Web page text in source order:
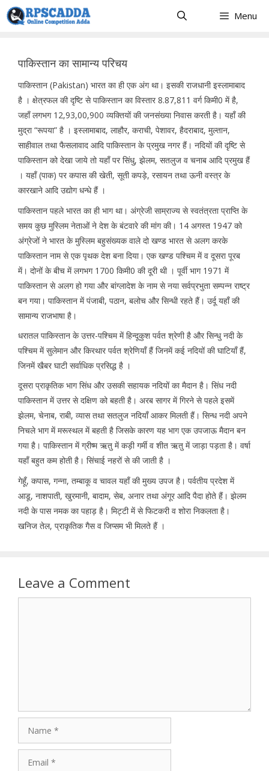
Skip
to
Menu
पाकिस्तान का सामान्य परिचय
पाकिस्तान (Pakistan) भारत का ही एक अंग था। इसकी राजधानी इस्लामाबाद
है । क्षेत्रफल की दृष्टि से पाकिस्तान का विस्तार 8.87,811 वर्ग किमी0 में है,
जहाँ लगभग 12,93,00,900 व्यक्तियों की जनसंख्या निवास करती है। यहाँ की
मुद्रा “रूपया” है । इस्लामाबाद, लाहौर, कराची, पेशावर, हैदराबाद, मुल्तान,
साहीवाल तथा फैसलावाद आदि पाकिस्तान के प्रमुख नगर हैं। नदियों की दृष्टि से
पाकिस्तान को देखा जाये तो यहाँ पर सिंधु, झेलम, सतलुज व चनाब आदि प्रमुख हैं
। यहाँ (पाक) पर कपास की खेती, सूती कपड़े, रसायन तथा ऊनी वस्त्र के
कारखाने आदि उद्योग धन्धे हैं ।
पाकिस्तान पहले भारत का ही भाग था। अंग्रेजी साम्राज्य से स्वतंत्रता प्राप्ति के
समय कुछ मुस्लिम नेताओं ने देश के बंटवारे की मांग की। 14 अगस्त 1947 को
अंग्रेजों ने भारत के मुस्लिम बहुसंख्यक वाले दो खण्ड भारत से अलग करके
पाकिस्तान नाम से एक पृथक देश बना दिया। एक खण्ड पश्चिम में व दूसरा पूरब
में। दोनों के बीच में लगभग 1700 किमी0 की दूरी थी । पूर्वी भाग 1971 में
पाकिस्तान से अलग हो गया और बांग्लादेश के नाम से नया सर्वप्रभुता सम्पन्न राष्ट्र
बन गया। पाकिस्तान में पंजाबी, पठान, बलोच और सिन्धी रहते हैं। उर्दू यहाँ की
सामान्य राजभाषा है।
धरातल पाकिस्तान के उत्तर-पश्चिम में हिन्दूकुश पर्वत श्रेणी है और सिन्धु नदी के
पश्चिम में सुलेमान और किरथार पर्वत श्रेणियाँ हैं जिनमें कई नदियों की घाटियाँ हैं,
जिनमें खैबर घाटी सर्वाधिक प्रसिद्ध है ।
दूसरा प्राकृतिक भाग सिंध और उसकी सहायक नदियों का मैदान है। सिंध नदी
पाकिस्तान में उत्तर से दक्षिण को बहती है। अरब सागर में गिरने से पहले इसमें
झेलम, चेनाब, राबी, व्यास तथा सतलुज नदियाँ आकर मिलती हैं। सिन्ध नदी अपने
निचले भाग में मरूस्थल में बहती है जिसके कारण यह भाग एक उपजाऊ मैदान बन
गया है। पाकिस्तान में ग्रीष्म ऋतु में कड़ी गर्मी व शीत ऋतु में जाड़ा पड़ता है। वर्षा
यहाँ बहुत कम होती है। सिंचाई नहरों से की जाती है ।
गेहूँ, कपास, गन्ना, तम्बाकू व चावल यहाँ की मुख्य उपज है। पर्वतीय प्रदेश में
आडू, नाशपाती, खुरमानी, बादाम, सेब, अनार तथा अंगूर आदि पैदा होते हैं। झेलम
नदी के पास नमक का पहाड़ है। मिट्टी में से फिटकरी व शोरा निकलता है।
खनिज तेल, प्राकृतिक गैस व जिप्सम भी मिलते हैं ।
Leave a Comment